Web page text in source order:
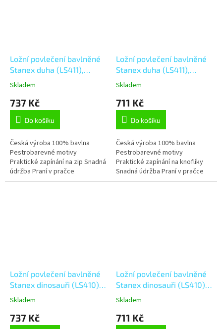
Ložní povlečení bavlněné
Stanex duha (LS411),
modrá;bílá;růžová;oranžová;černá
Skladem
737 Kč
Do košíku
Česká výroba 100% bavlna
Pestrobarevné motivy
Praktické zapínání na zip Snadná
údržba Praní v pračce
Stálobarevnost Tvarová stálost
Ložní povlečení bavlněné
Stanex duha (LS411),
Knoflíkové
Skladem
711 Kč
Do košíku
Česká výroba 100% bavlna
Pestrobarevné motivy
Praktické zapínání na knoflíky
Snadná údržba Praní v pračce
Stálobarevnost Tvarová stálost
Ložní povlečení bavlněné
Stanex dinosauři (LS410),
šedá;modrá;bílá;zelená;oranžová
Skladem
737 Kč
Ložní povlečení bavlněné
Stanex dinosauři (LS410),
Knoflíkové
Skladem
711 Kč